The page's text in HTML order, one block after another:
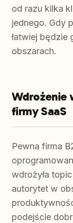
od razu kilka
jednego. Gdy
łatwiej będzie
obszarach.
Wdrożenie
firmy SaaS
Pewna firma
wdrożyła
autorytet w
podejście